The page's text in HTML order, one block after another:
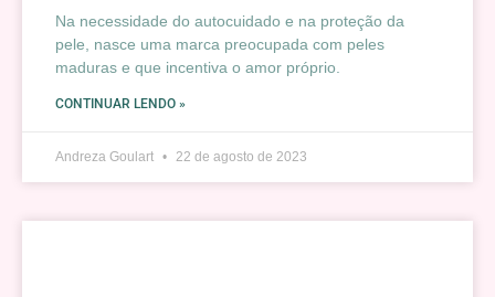
Na necessidade do autocuidado e na proteção da
pele, nasce uma marca preocupada com peles
maduras e que incentiva o amor próprio.
CONTINUAR LENDO »
Andreza Goulart 22 de agosto de 2023